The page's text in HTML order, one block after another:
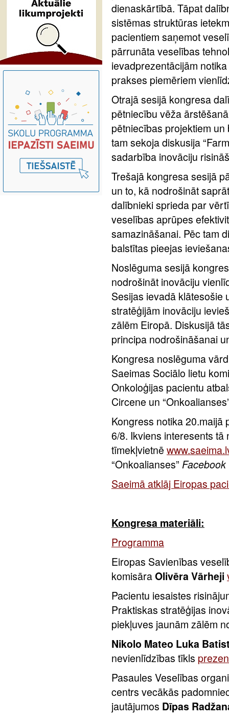
dienaskārtībā. Tāpat
sistēmas struktūras
pacientiem saņemot
pārrunāta veselības
ievadprezentācijām
prakses piemēriem
Otrajā sesijā kongresa
pētniecību vēža
pētniecības projektiem
tam sekoja diskusija
sadarbība inovāciju
Trešajā kongresa sesijā
un to, kā nodrošināt
dalībnieki sprieda par
veselības aprūpes
samazināšanai. Pēc tam
balstītas pieejas
Noslēguma sesijā
nodrošināt inovāciju
Sesijas ievadā klātesošie
stratēģijām inovāciju
zālēm Eiropā. Diskusijā
principa nodrošināšanai
Kongresa noslēguma
Saeimas Sociālo lietu
Onkoloģijas pacientu
Circene un
Kongress notika 20.maijā
6/8. Ikviens interesents
tīmekļvietnē
“Onkoalianses” Facebook
Saeimā atklāj Eiropas
Kongresa materiāli:
Programma
Eiropas Savienības
komisāraOlivēra Vārheji
Pacientu iesaistes
Praktiskas stratēģijas
piekļuves jaunām zālēm
Nikolo Mateo Luka
nevienlīdzības tīkls
Pasaules Veselības
centrs vecākās
jautājumos Dīpas